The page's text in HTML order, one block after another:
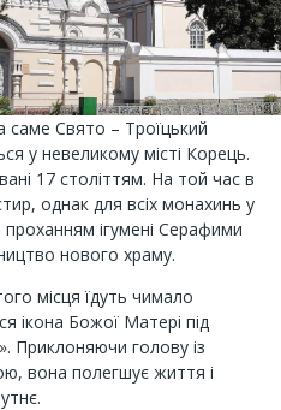
саме Свято – Троїцький
у невеликому місті Корець.
17 століттям. На той час в
однак для всіх монахинь у
ігумені Серафими
нового храму.
місця їдуть чимало
ікона Божої Матері під
Приклоняючи голову із
вона полегшує життя і